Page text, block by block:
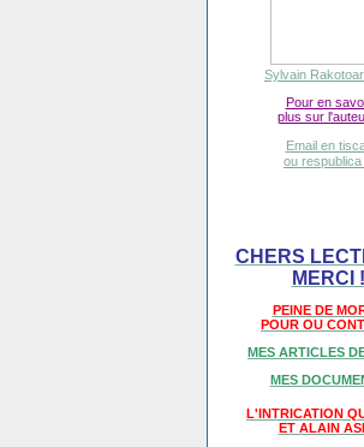
Sylvain
Pour en
plus sur
Email en
ou respublica
CHERS
MERCI !
PEINE DE
POUR OU
MES ARTICLES
MES
L'INTRICATION
ET ALAIN